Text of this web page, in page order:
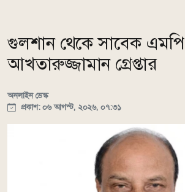
গুলশান থেকে সাবেক এমপি
আখতারুজ্জামান গ্রেপ্তার
অনলাইন ডেস্ক
প্রকাশ: ০৬ আগস্ট, ২০২৬, ০৭:৩১